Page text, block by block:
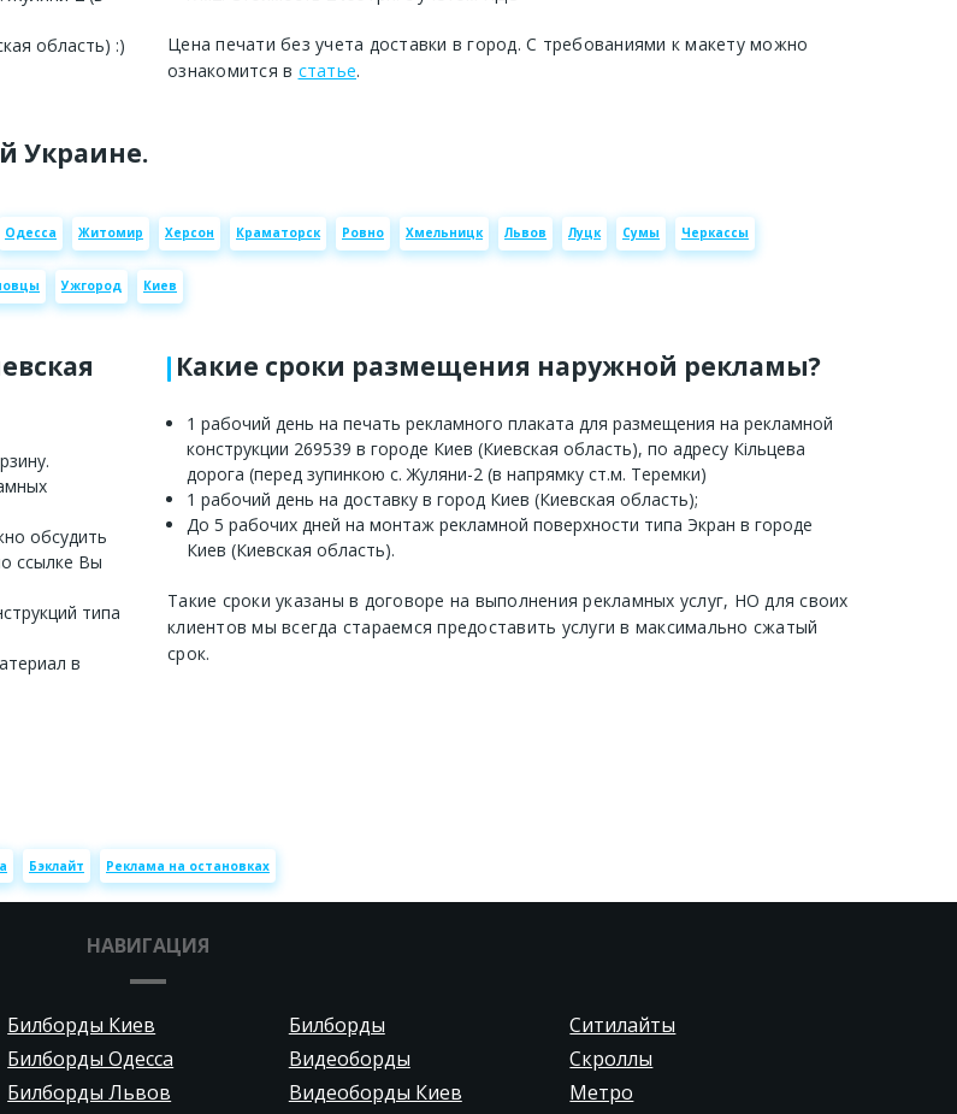
область) :)
Цена печати без учета доставки в город. С требованиями к макету можно
ознакомится в статье.
Украине.
Одесса Житомир Херсон Краматорск Ровно Хмельницк Львов Луцк Сумы Черкассы
Ужгород Киев
обсудить
ссылке Вы
типа
в
Какие сроки размещения наружной рекламы?
1 рабочий день на печать рекламного плаката для размещения на рекламной
конструкции 269539 в городе Киев (Киевская область), по адресу Кільцева
дорога (перед зупинкою с. Жуляни-2 (в напрямку ст.м. Теремки)
1 рабочий день на доставку в город Киев (Киевская область);
До 5 рабочих дней на монтаж рекламной поверхности типа Экран в городе
Киев (Киевская область).
Такие сроки указаны в договоре на выполнения рекламных услуг, НО для своих
клиентов мы всегда стараемся предоставить услуги в максимально сжатый
срок.
Бэклайт Реклама на остановках
НАВИГАЦИЯ
Билборды Львов
Билборды
Видеоборды
Видеоборды Киев
Ситилайты
Билборды Киев
Скроллы
Билборды Одесса
Метро